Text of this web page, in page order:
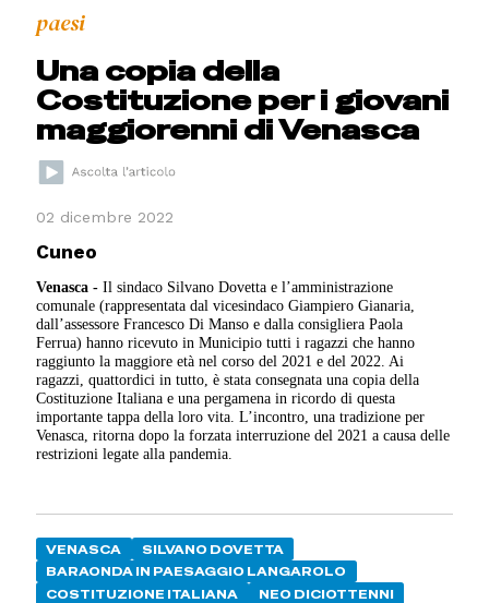
paesi
Una copia della
Costituzione per i giovani
maggiorenni di Venasca
02 dicembre 2022
Cuneo
Venasca -Il sindaco Silvano Dovetta e l’amministrazione
comunale (rappresentata dal vicesindaco Giampiero Gianaria,
dall’assessore Francesco Di Manso e dalla consigliera Paola
Ferrua) hanno ricevuto in Municipio tutti i ragazzi che hanno
raggiunto la maggiore età nel corso del 2021 e del 2022. Ai
ragazzi, quattordici in tutto, è stata consegnata una copia della
Costituzione Italiana e una pergamena in ricordo di questa
importante tappa della loro vita. L’incontro, una tradizione per
Venasca, ritorna dopo la forzata interruzione del 2021 a causa delle
restrizioni legate alla pandemia.
VENASCA
SILVANO DOVETTA
BARAONDA IN PAESAGGIO LANGAROLO
COSTITUZIONE ITALIANA
NEO DICIOTTENNI